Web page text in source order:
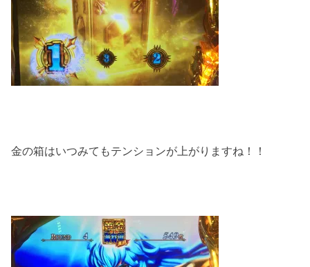
金の箱はいつみてもテンションが上がりますね！！